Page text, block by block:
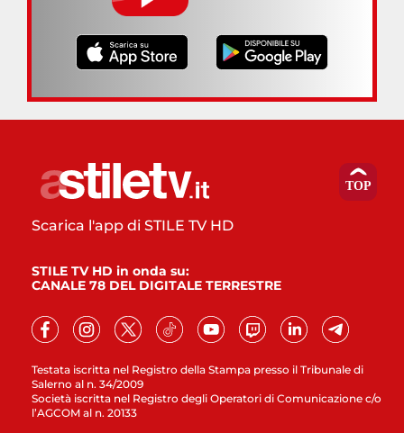
Testata iscritta nel Registro della Stampa presso il Tribunale di
Salerno al n. 34/2009
Società iscritta nel Registro degli Operatori di Comunicazione c/o
l’AGCOM al n. 20133
Scarica l'app di STILE TV HD
STILE TV HD in onda su:
CANALE 78 DEL DIGITALE TERRESTRE